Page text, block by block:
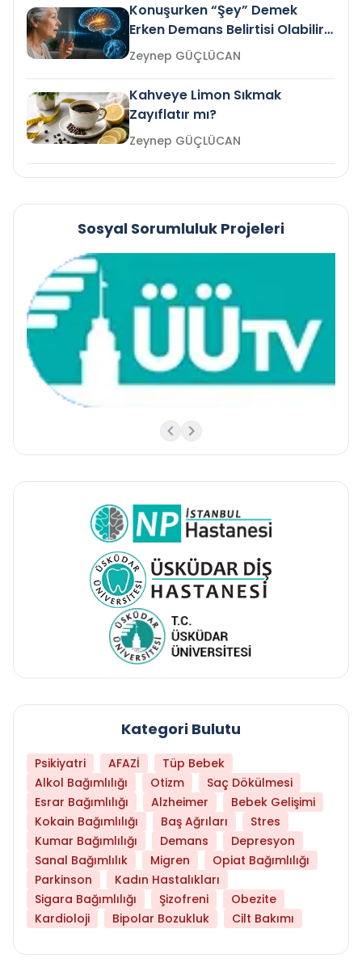
Konuşurken “Şey” Demek
Erken Demans Belirtisi Olabilir
mi?
Zeynep GÜÇLÜCAN
Kahveye Limon Sıkmak
Zayıflatır mı?
Zeynep GÜÇLÜCAN
Sosyal Sorumluluk Projeleri
Kategori Bulutu
Psikiyatri AFAZİ
Tüp Bebek
Alkol Bağımlılığı
Otizm
Saç Dökülmesi
Esrar Bağımlılığı
Alzheimer
Bebek Gelişimi
Kokain Bağımlılığı
Baş Ağrıları
Stres
Kumar Bağımlılığı
Demans
Depresyon
Sanal Bağımlılık
Migren
Opiat Bağımlılığı
Parkinson
Kadın Hastalıkları
Sigara Bağımlılığı
Şizofreni
Obezite
Kardioloji
Bipolar Bozukluk Cilt Bakımı